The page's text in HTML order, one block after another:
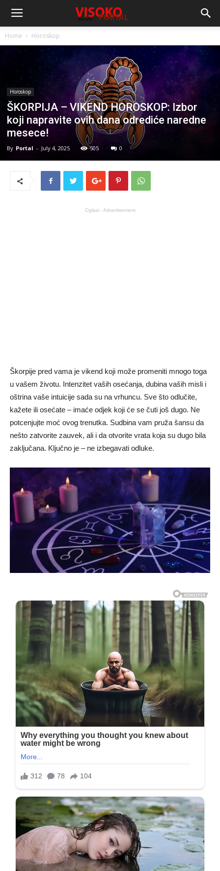
Home Horoskop
Horoskop
ŠKORPIJA – VIKEND HOROSKOP: Izbor
koji napravite ovih dana odrediće naredne
mesece!
By Portal - July 4, 2025 505 0
Oglasi - Advertisement
Škorpije pred vama je vikend koji može promeniti mnogo toga
u vašem životu. Intenzitet vaših osećanja, dubina vaših misli i
oštrina vaše intuicije sada su na vrhuncu. Sve što odlučite,
kažete ili osećate – imaće odjek koji će se čuti još dugo. Ne
potcenjujte moć ovog trenutka. Sudbina vam pruža šansu da
nešto zatvorite zauvek, ali i da otvorite vrata koja su dugo bila
zaključana. Ključno je – ne izbegavati odluke.